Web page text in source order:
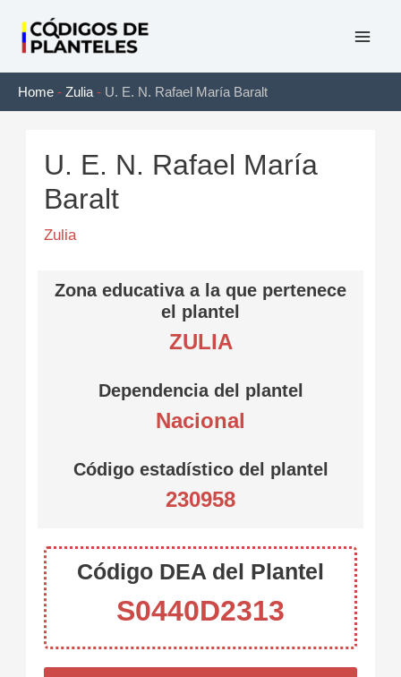
contenido
Home - Zulia - U. E. N. Rafael María Baralt
U. E. N. Rafael María
Baralt
Zulia
Zona educativa a la que pertenece
el plantel
ZULIA
Dependencia del plantel
Nacional
Código estadístico del plantel
230958
Código DEA del Plantel
S0440D2313